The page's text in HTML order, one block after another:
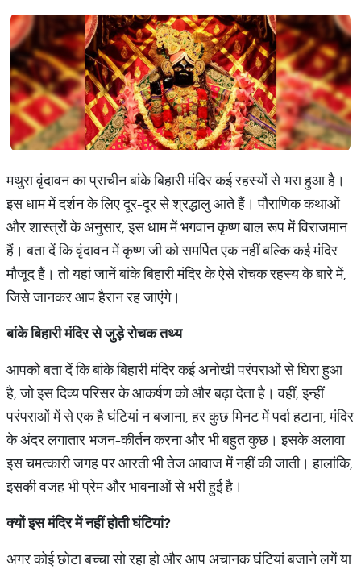
मथुरा वृंदावन का प्राचीन बांके बिहारी मंदिर कई रहस्यों से भरा हुआ है।
इस धाम में दर्शन के लिए दूर-दूर से श्रद्धालु आते हैं। पौराणिक कथाओं
और शास्त्रों के अनुसार, इस धाम में भगवान कृष्ण बाल रूप में विराजमान
हैं। बता दें कि वृंदावन में कृष्ण जी को समर्पित एक नहीं बल्कि कई मंदिर
मौजूद हैं। तो यहां जानें बांके बिहारी मंदिर के ऐसे रोचक रहस्य के बारे में,
जिसे जानकर आप हैरान रह जाएंगे।
बांके बिहारी मंदिर से जुड़े रोचक तथ्य
आपको बता दें कि बांके बिहारी मंदिर कई अनोखी परंपराओं से घिरा हुआ
है, जो इस दिव्य परिसर के आकर्षण को और बढ़ा देता है। वहीं, इन्हीं
परंपराओं में से एक है घंटियां न बजाना, हर कुछ मिनट में पर्दा हटाना, मंदिर
के अंदर लगातार भजन-कीर्तन करना और भी बहुत कुछ। इसके अलावा
इस चमत्कारी जगह पर आरती भी तेज आवाज में नहीं की जाती। हालांकि,
इसकी वजह भी प्रेम और भावनाओं से भरी हुई है।
क्यों इस मंदिर में नहीं होती घंटियां?
अगर कोई छोटा बच्चा सो रहा हो और आप अचानक घंटियां बजाने लगें या